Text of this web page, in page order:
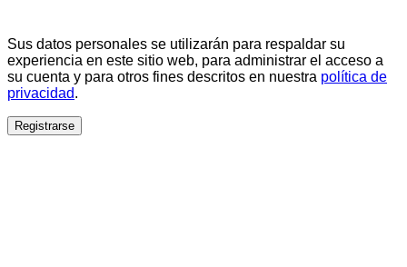
Sus datos personales se utilizarán para respaldar su
experiencia en este sitio web, para administrar el acceso a
su cuenta y para otros fines descritos en nuestra política de
privacidad.
Registrarse